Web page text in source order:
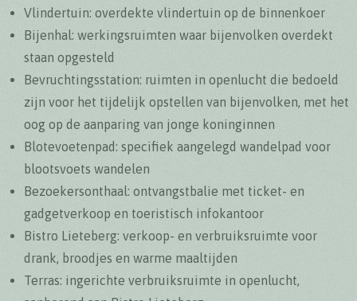
Vlindertuin: overdekte vlindertuin op de binnenkoer
Bijenhal: werkingsruimten waar bijenvolken overdekt
staan opgesteld
Bevruchtingsstation: ruimten in openlucht die bedoeld
zijn voor het tijdelijk opstellen van bijenvolken, met het
oog op de aanparing van jonge koninginnen
Blotevoetenpad: specifiek aangelegd wandelpad voor
blootsvoets wandelen
Bezoekersonthaal: ontvangstbalie met ticket- en
gadgetverkoop en toeristisch infokantoor
Bistro Lieteberg: verkoop- en verbruiksruimte voor
drank, broodjes en warme maaltijden
Terras: ingerichte verbruiksruimte in openlucht,